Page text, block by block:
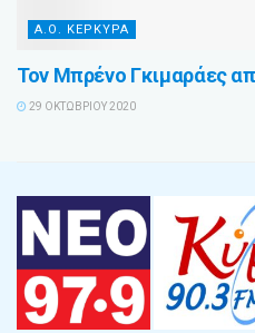
Α.Ο. ΚΕΡΚΥΡΑ
Τον Μπρένο Γκιμαράες
29 ΟΚΤΩΒΡΊΟΥ 2020